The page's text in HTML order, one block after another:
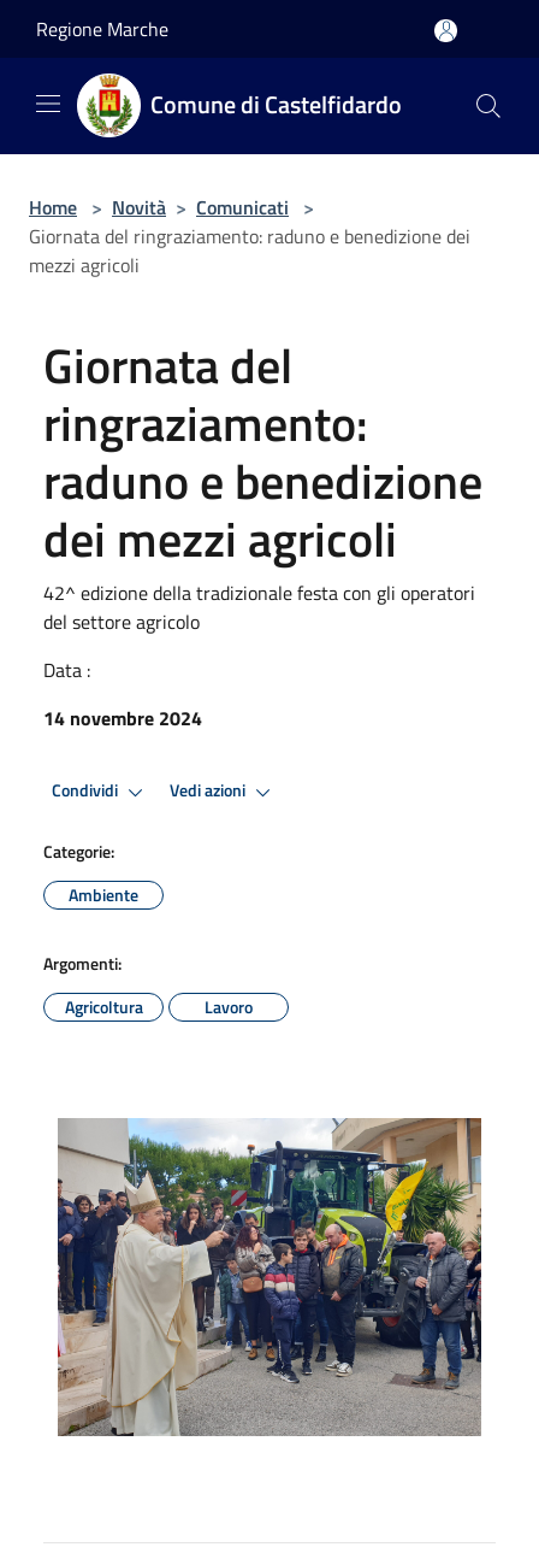
Regione Marche
Comune di Castelfidardo
Home > Novità > Comunicati >
Giornata del ringraziamento: raduno e benedizione dei
mezzi agricoli
Giornata del
ringraziamento:
raduno e benedizione
dei mezzi agricoli
42^ edizione della tradizionale festa con gli operatori
del settore agricolo
Data :
14 novembre 2024
Condividi Vedi azioni
Categorie:
Ambiente
Argomenti:
Agricoltura
Lavoro